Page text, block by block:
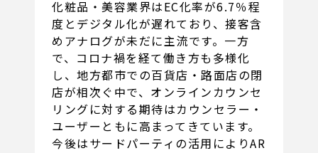
化粧品・美容業界はEC化率が6.7％程
度とデジタル化が遅れており、接客含
めアナログが未だに主流です。一方
で、コロナ禍を経て働き方も多様化
し、地方都市での百貨店・路面店の閉
店が相次ぐ中で、オンラインカウンセ
リングに対する期待はカウンセラー・
ユーザーともに高まってきています。
今後はサードパーティの活用によりAR